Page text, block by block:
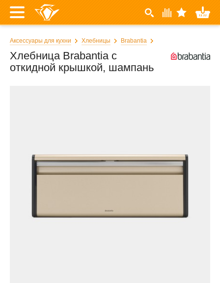
Аксессуары для кухни Хлебницы Brabantia
Хлебница Brabantia с
откидной крышкой, шампань